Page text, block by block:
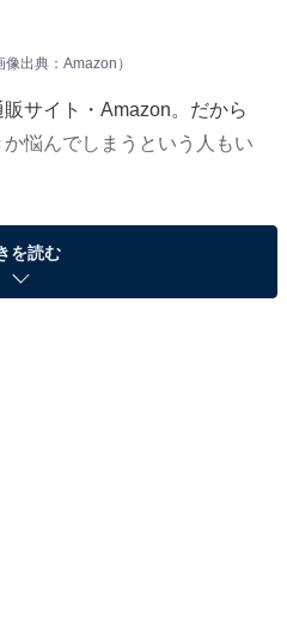
出典：Amazon）
サイト・Amazon。だから
悩んでしまうという人もい
で売れ筋ランキング1位を獲
を厳選して紹介します。今
を読む